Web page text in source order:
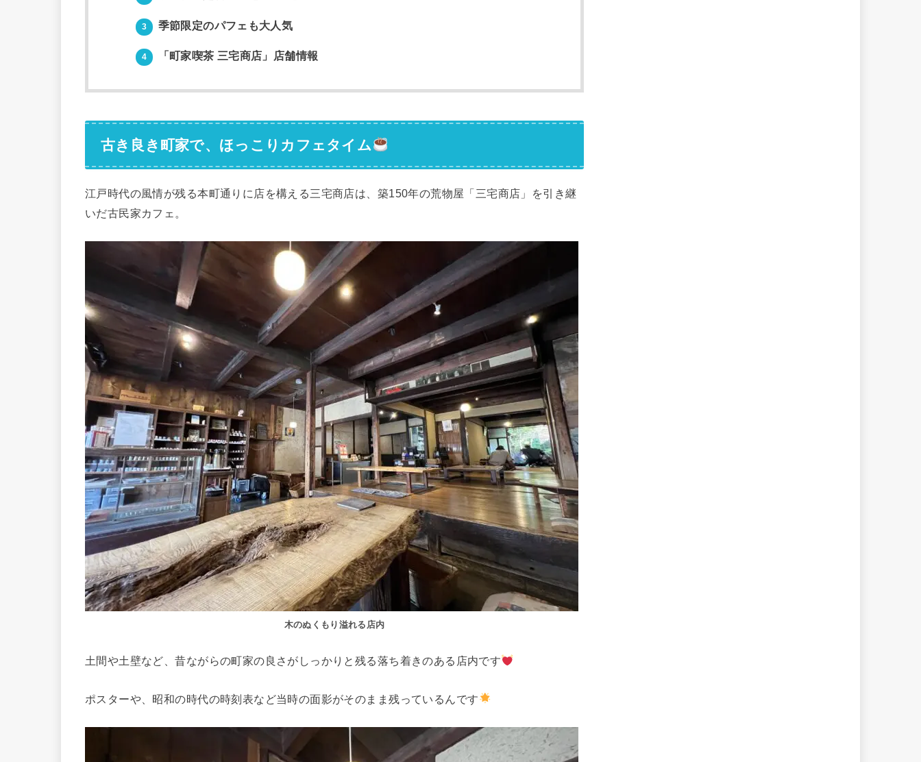
3 季節限定のパフェも大人気
4 「町家喫茶 三宅商店」店舗情報
古き良き町家で、ほっこりカフェタイム
江戸時代の風情が残る本町通りに店を構える三宅商店は、築150年の荒物屋「三宅商店」を引き継
いだ古民家カフェ。
木のぬくもり溢れる店内
土間や土壁など、昔ながらの町家の良さがしっかりと残る落ち着きのある店内です
ポスターや、昭和の時代の時刻表など当時の面影がそのまま残っているんです